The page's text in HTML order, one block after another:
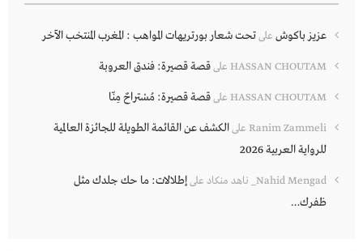
عزيز باكوش علىتحت شعار بورتريهات المواهب : المغرب المنتخب الآخر
HASSAN CHOUTAM علىقصة قصيرة: فندق العروبة
HASSAN CHOUTAM علىقصة قصيرة: مُسْتراحٌ مِنّا
Ranim Zammeli علىالكشف عن القائمة الطويلة للجائزة العالمية
للرواية العربية 2026
Nahid Mengad_ ناهد منكاد علىإطلالات: ما حك جلدك مثل
ظفرك…